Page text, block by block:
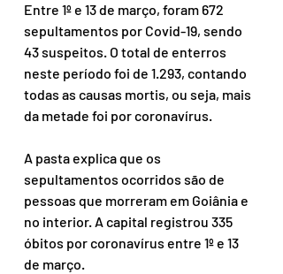
Entre 1º e 13 de março, foram 672
sepultamentos por Covid-19, sendo
43 suspeitos. O total de enterros
neste período foi de 1.293, contando
todas as causas mortis, ou seja, mais
da metade foi por coronavírus.
A pasta explica que os
sepultamentos ocorridos são de
pessoas que morreram em Goiânia e
no interior. A capital registrou 335
óbitos por coronavírus entre 1º e 13
de março.